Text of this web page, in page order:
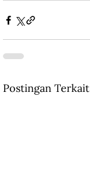
Postingan Terkait